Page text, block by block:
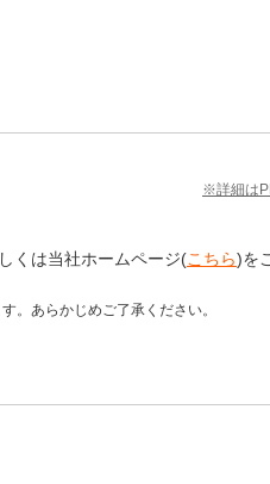
※詳細
くは当社ホームページ(こちら)を
。あらかじめご了承ください。